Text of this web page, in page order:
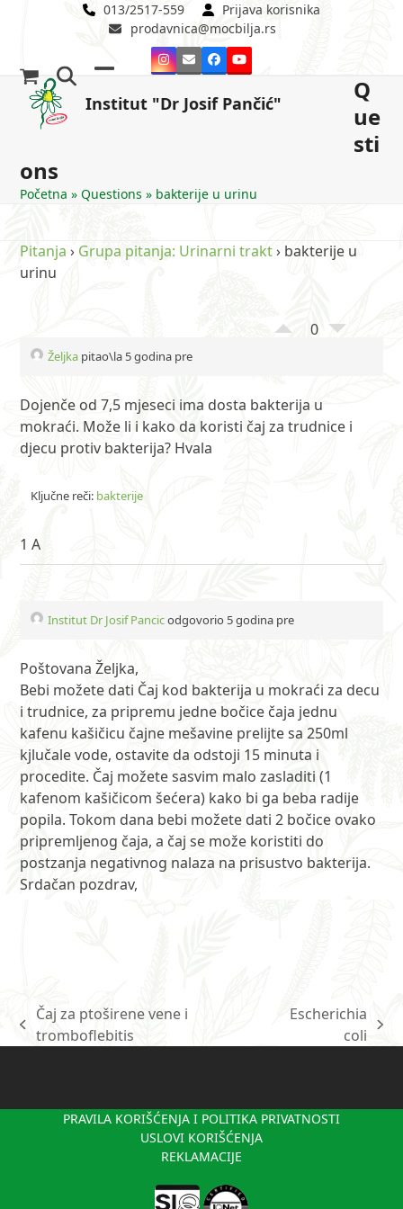
013/2517-559
Prijava korisnika
prodavnica@mocbilja.rs
Instagram
EmailFacebookYouTube
Institut "Dr Josif Pančić"
mobile
mobile
Q
ue
sti
ons
Početna »Questions » bakterije u urinu
Pitanja › Grupa pitanja: Urinarni trakt› bakterije u
urinu
0
Željka pitao\la 5 godina pre
Dojenče od 7,5 mjeseci ima dosta bakterija u
mokraći. Može li i kako da koristi čaj za trudnice i
djecu protiv bakterija? Hvala
Ključne reči: bakterije
1 A
Institut Dr Josif Pancicodgovorio 5 godina pre
Poštovana Željka,
Bebi možete dati Čaj kod bakterija u mokraći za decu
i trudnice, za pripremu jedne bočice čaja jednu
kafenu kašičicu čajne mešavine prelijte sa 250ml
kjlučale vode, ostavite da odstoji 15 minuta i
procedite. Čaj možete sasvim malo zasladiti (1
kafenom kašičicom šećera) kako bi ga beba radije
popila. Tokom dana bebi možete dati 2 bočice ovako
pripremljenog čaja, a čaj se može koristiti do
postzanja negativnog nalaza na prisustvo bakterija.
Srdačan pozdrav,
previous
Čaj za ptoširene vene i
tromboflebitis
Escherichia
coli
PRAVILA KORIŠĆENJA I POLITIKA PRIVATNOSTI
USLOVI KORIŠĆENJA
REKLAMACIJE